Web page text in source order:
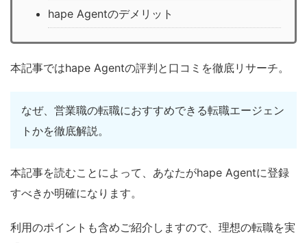
hape Agentのデメリット
本記事ではhape Agentの評判と口コミを徹底リサーチ。
なぜ、営業職の転職におすすめできる転職エージェン
トかを徹底解説。
本記事を読むことによって、あなたがhape Agentに登録
すべきか明確になります。
利用のポイントも含めご紹介しますので、理想の転職を実